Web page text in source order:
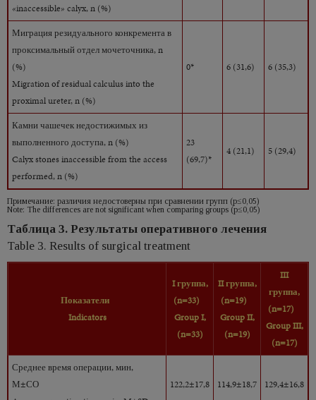
«inaccessible» calyx, n (%)
Миграция резидуального конкремента в
проксимальный отдел мочеточника, n
(%)
Migration of residual calculus into the
proximal ureter, n (%)
0* 6 (31,6) 6 (35,3)
Камни чашечек недостижимых из
выполненного доступа, n (%)
Calyx stones inaccessible from the access
performed, n (%)
23
(69,7)*
4 (21,1) 5 (29,4)
Примечание: различия недостоверны при сравнении групп (р≤0,05)
Note: The differences are not significant when comparing groups (p≤0,05)
Таблица 3. Результаты оперативного лечения
Table 3. Results of surgical treatment
Показатели
Indicators
I группа,
(n=33)
Group I,
(n=33)
II группа,
(n=19)
Group II,
(n=19)
III
группа,
(n=17)
Group III,
(n=17)
Среднее время операции, мин,
М±СО
122,2±17,8 114,9±18,7 129,4±16,8